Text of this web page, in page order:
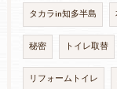
タカラin知多半島
秘密 トイレ取替
リフォームトイレ